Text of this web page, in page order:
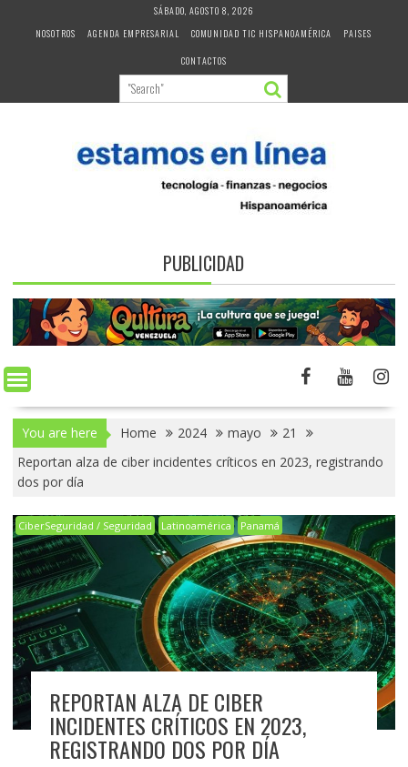
SÁBADO, AGOSTO 8, 2026
NOSOTROS
AGENDA EMPRESARIAL COMUNIDAD TIC HISPANOAMÉRICA
PAISES
CONTACTOS
PUBLICIDAD
You are here Home 2024 mayo
21
Reportan alza de ciber incidentes críticos en 2023, registrando
dos por día
CiberSeguridad / Seguridad Latinoamérica Panamá
REPORTAN ALZA DE CIBER
INCIDENTES CRÍTICOS EN 2023,
REGISTRANDO DOS POR DÍA